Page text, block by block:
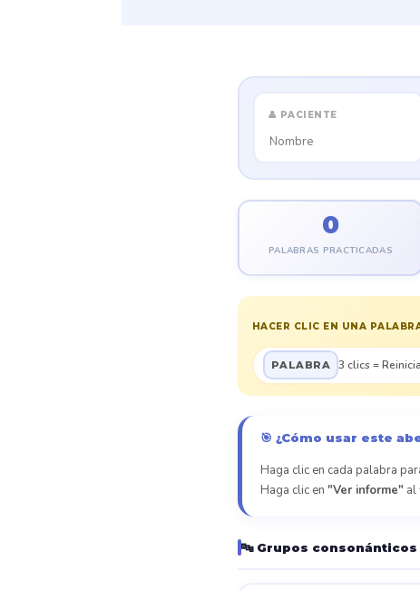
👤 PACIENTE
0
PALABRAS PRACTICADAS
HACER CLIC EN UNA
PALABRA 3 clics =
🎯 ¿Cómo usar este
Haga clic en cada palabra
Haga clic en "Ver informe" al
🔤 Grupos consonánticos